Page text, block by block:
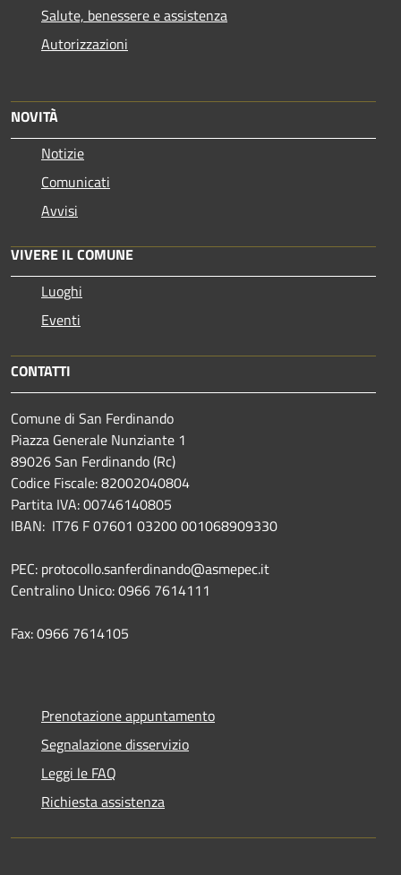
Salute, benessere e assistenza
Autorizzazioni
NOVITÀ
Notizie
Comunicati
Avvisi
VIVERE IL COMUNE
Luoghi
Eventi
CONTATTI
Comune di San Ferdinando
Piazza Generale Nunziante 1
89026 San Ferdinando (Rc)
Codice Fiscale: 82002040804
Partita IVA: 00746140805
IBAN: IT76 F 07601 03200 001068909330
PEC: protocollo.sanferdinando@asmepec.it
Centralino Unico: 0966 7614111
Fax: 0966 7614105
Prenotazione appuntamento
Segnalazione disservizio
Leggi le FAQ
Richiesta assistenza